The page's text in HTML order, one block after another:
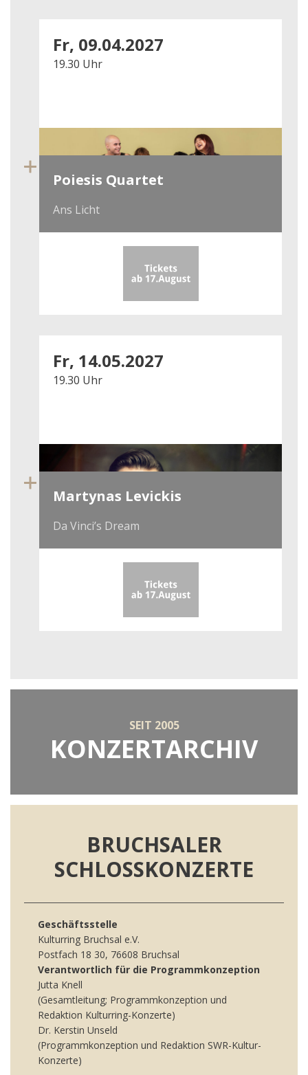
Fr, 09.04.2027
19.30 Uhr
Poiesis Quartet
Ans Licht
Fr, 14.05.2027
19.30 Uhr
Martynas Levickis
Da Vinci’s Dream
SEIT 2005
KONZERTARCHIV
BRUCHSALER
SCHLOSSKONZERTE
Geschäftsstelle
Kulturring Bruchsal e.V.
Postfach 18 30, 76608 Bruchsal
Verantwortlich für die Programmkonzeption
Jutta Knell
(Gesamtleitung; Programmkonzeption und
Redaktion Kulturring-Konzerte)
Dr. Kerstin Unseld
(Programmkonzeption und Redaktion SWR-Kultur-
Konzerte)